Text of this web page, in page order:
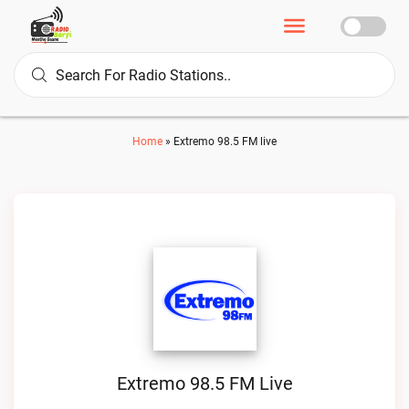
Home » Extremo 98.5 FM live
Extremo 98.5 FM Live